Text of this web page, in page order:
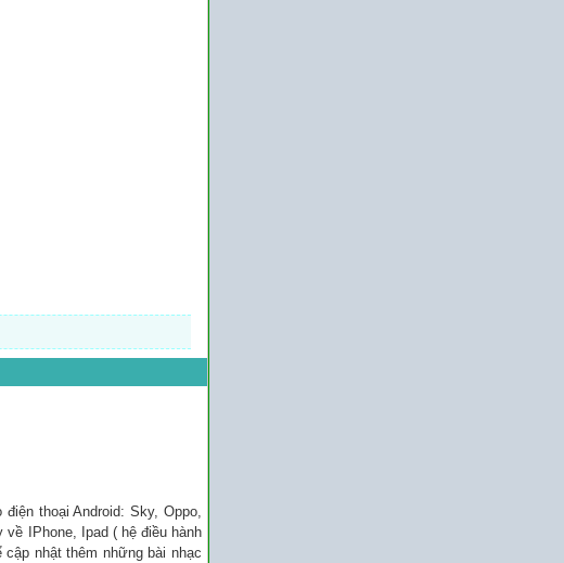
thoại Android: Sky, Oppo,
về IPhone, Ipad ( hệ điều hành
nhật thêm những bài nhạc